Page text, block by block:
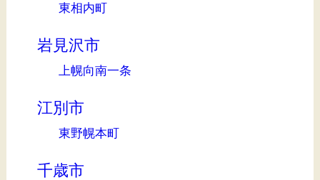
東相内町
岩見沢市
上幌向南一条
江別市
東野幌本町
千歳市